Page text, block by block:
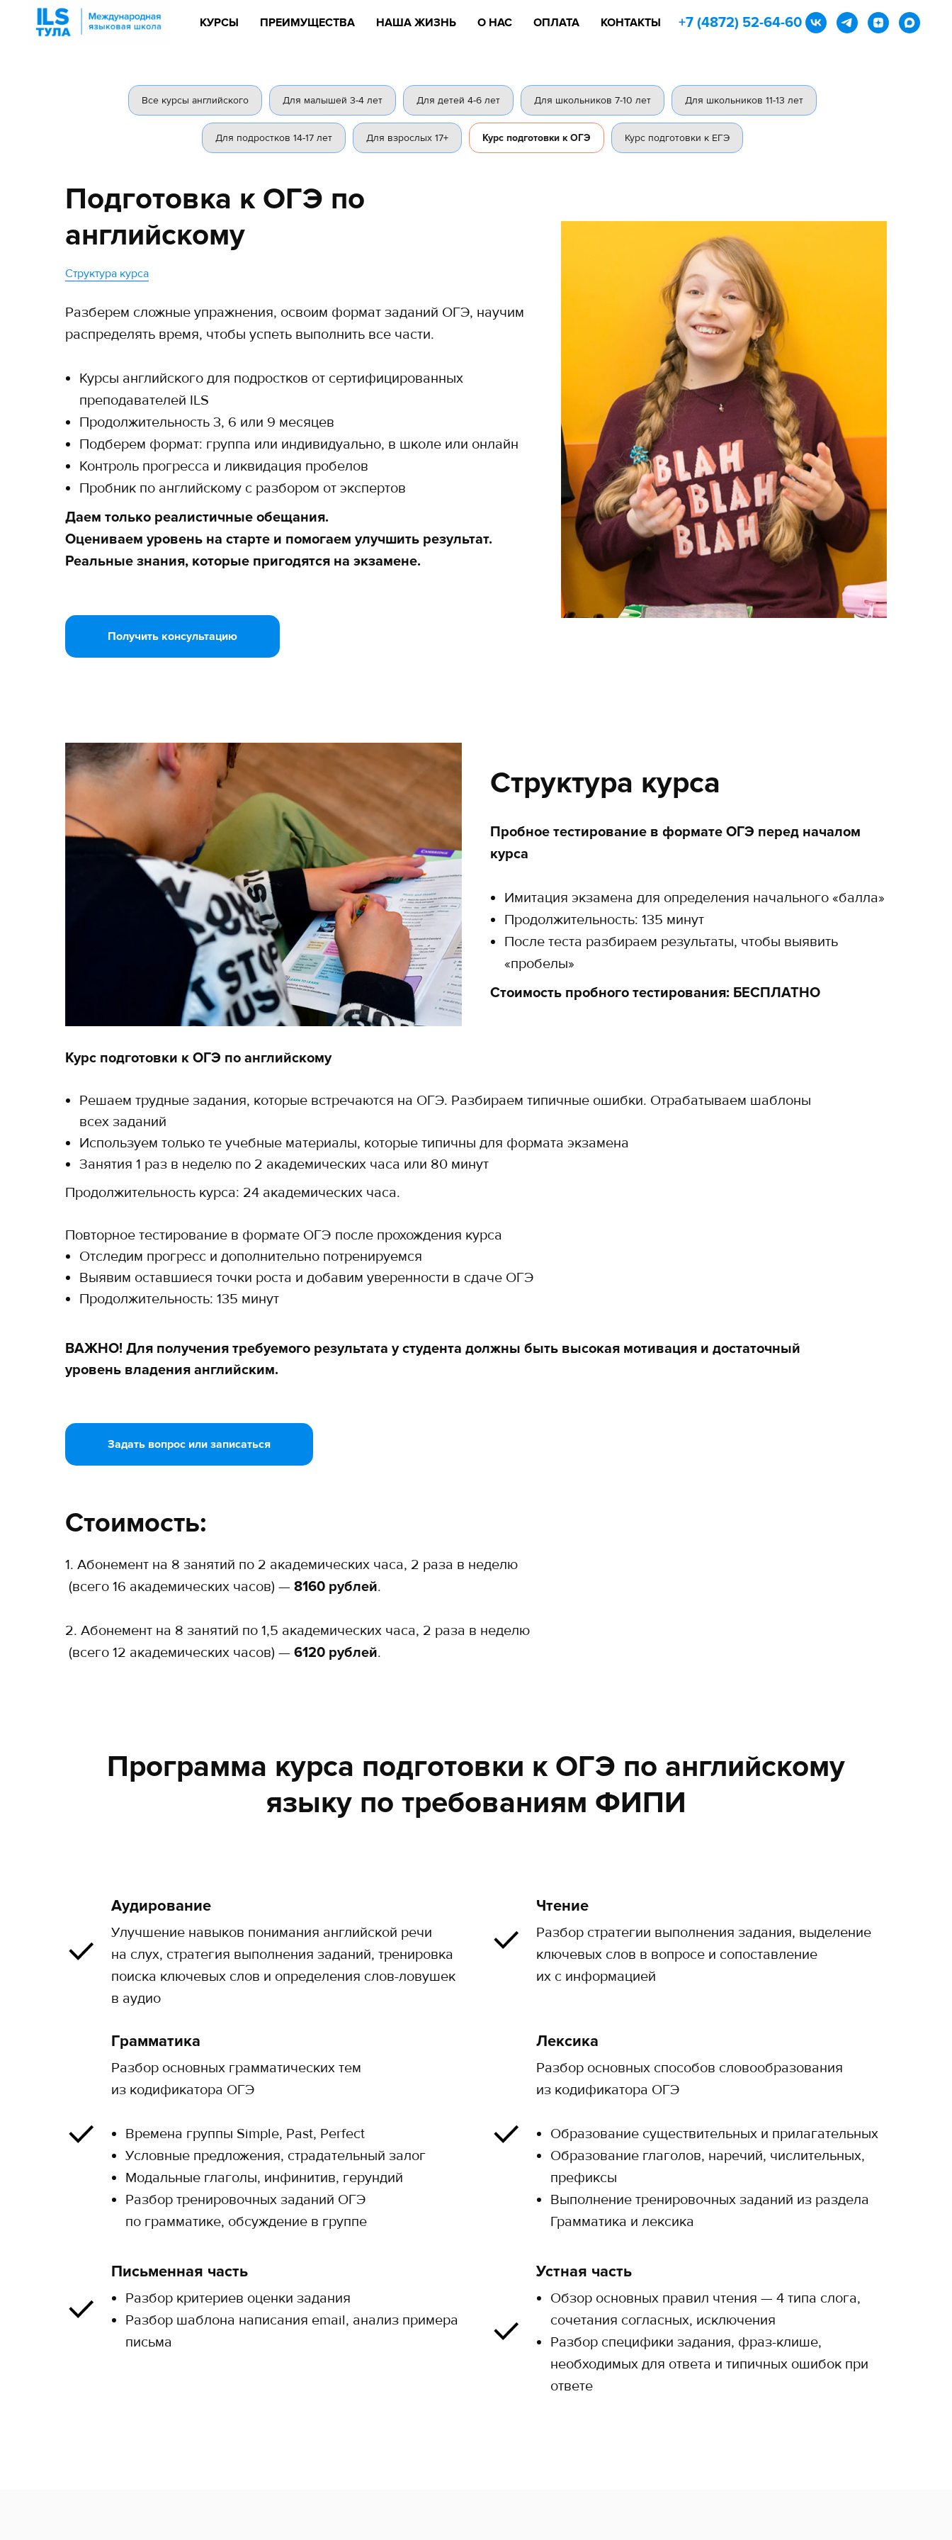
КУРСЫ ПРЕИМУЩЕСТВА НАША ЖИЗНЬ О НАС ОПЛАТА КОНТАКТЫ +7 (4872) 52-64-60
Все курсы английского Для малышей 3-4 лет Для детей 4-6 лет Для школьников 7-10 лет Для школьников 11-13 лет
Для подростков 14-17 лет Для взрослых 17+ Курс подготовки к ОГЭ Курс подготовки к ЕГЭ
Подготовка к ОГЭ по
английскому
Структура курса
Разберем сложные упражнения, освоим формат заданий ОГЭ, научим
распределять время, чтобы успеть выполнить все части.
Курсы английского для подростков от сертифицированных
преподавателей ILS
Продолжительность 3, 6 или 9 месяцев
Подберем формат: группа или индивидуально, в школе или онлайн
Контроль прогресса и ликвидация пробелов
Пробник по английскому с разбором от экспертов
Даем только реалистичные обещания.
Оцениваем уровень на старте и помогаем улучшить результат.
Реальные знания, которые пригодятся на экзамене.
Получить консультацию
Структура курса
Пробное тестирование в формате ОГЭ перед началом
курса
Имитация экзамена для определения начального «балла»
Продолжительность: 135 минут
После теста разбираем результаты, чтобы выявить
«пробелы»
Стоимость пробного тестирования: БЕСПЛАТНО
Курс подготовки к ОГЭ по английскому
Решаем трудные задания, которые встречаются на ОГЭ. Разбираем типичные ошибки. Отрабатываем шаблоны
всех заданий
Используем только те учебные материалы, которые типичны для формата экзамена
Занятия 1 раз в неделю по 2 академических часа или 80 минут
Продолжительность курса: 24 академических часа.
Повторное тестирование в формате ОГЭ после прохождения курса
Отследим прогресс и дополнительно потренируемся
Выявим оставшиеся точки роста и добавим уверенности в сдаче ОГЭ
Продолжительность: 135 минут
ВАЖНО! Для получения требуемого результата у студента должны быть высокая мотивация и достаточный
уровень владения английским.
Задать вопрос или записаться
Стоимость:
1. Абонемент на 8 занятий по 2 академических часа, 2 раза в неделю
(всего 16 академических часов) — 8160 рублей.
2. Абонемент на 8 занятий по 1,5 академических часа, 2 раза в неделю
(всего 12 академических часов) — 6120 рублей.
Программа курса подготовки к ОГЭ по английскому
языку по требованиям ФИПИ
Аудирование
Улучшение навыков понимания английской речи
на слух, стратегия выполнения заданий, тренировка
поиска ключевых слов и определения слов-ловушек
в аудио
Чтение
Разбор стратегии выполнения задания, выделение
ключевых слов в вопросе и сопоставление
их с информацией
Грамматика
Разбор основных грамматических тем
из кодификатора ОГЭ
Времена группы Simple, Past, Perfect
Условные предложения, страдательный залог
Модальные глаголы, инфинитив, герундий
Разбор тренировочных заданий ОГЭ
по грамматике, обсуждение в группе
Лексика
Разбор основных способов словообразования
из кодификатора ОГЭ
Образование существительных и прилагательных
Образование глаголов, наречий, числительных,
префиксы
Выполнение тренировочных заданий из раздела
Грамматика и лексика
Письменная часть
Разбор критериев оценки задания
Разбор шаблона написания email, анализ примера
письма
Устная часть
Обзор основных правил чтения — 4 типа слога,
сочетания согласных, исключения
Разбор специфики задания, фраз-клише,
необходимых для ответа и типичных ошибок при
ответе